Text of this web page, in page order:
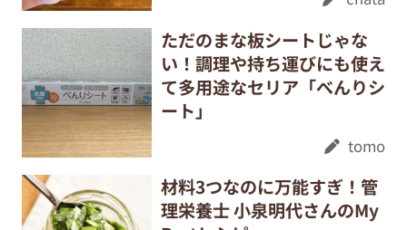
ただのまな板シートじゃな
い！調理や持ち運びにも使え
て多用途なセリア「べんりシ
ート」
tomo
材料3つなのに万能すぎ！管
理栄養士 小泉明代さんのMy